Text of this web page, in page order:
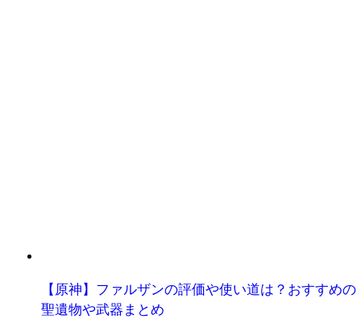
【原神】ファルザンの評価や使い道は？おすすめの
聖遺物や武器まとめ